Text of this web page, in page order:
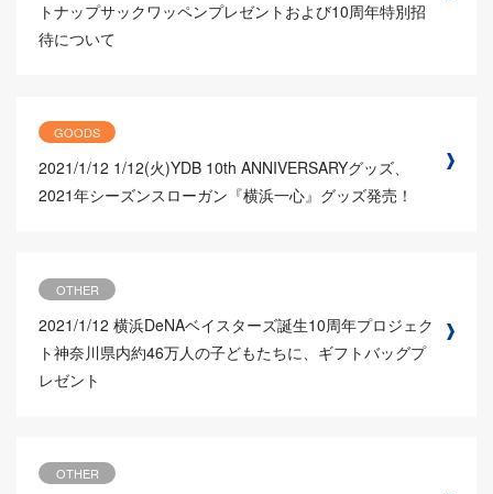
トナップサックワッペンプレゼントおよび10周年特別招
待について
GOODS
2021/1/12 1/12(火)YDB 10th ANNIVERSARYグッズ、
2021年シーズンスローガン『横浜一心』グッズ発売！
OTHER
2021/1/12 横浜DeNAベイスターズ誕生10周年プロジェク
ト神奈川県内約46万人の子どもたちに、ギフトバッグプ
レゼント
OTHER